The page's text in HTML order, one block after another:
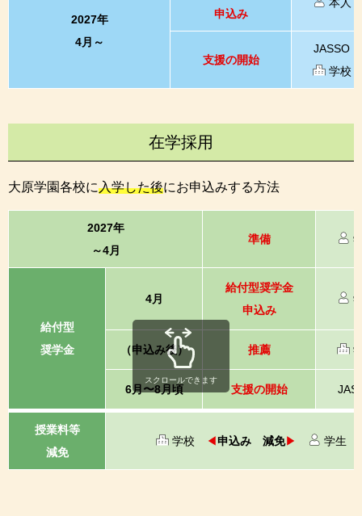
2027年
4月～
申込み
支援の開始
JASSO
学校
在学採用
大原学園各校に入学した後にお申込みする方法
2027年
～4月
準備
給付型
奨学金
4月
給付型奨学金
申込み
（申込み後） 推薦
6月〜8月頃 支援の開始
授業料等
減免
学校 ◀申込み 減免▶ 学生
スクロールできます